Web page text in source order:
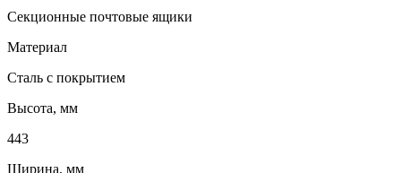
Секционные почтовые ящики
Материал
Сталь с покрытием
Высота, мм
443
Ширина, мм